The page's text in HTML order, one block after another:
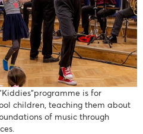
is for
children, teaching them about
of music through